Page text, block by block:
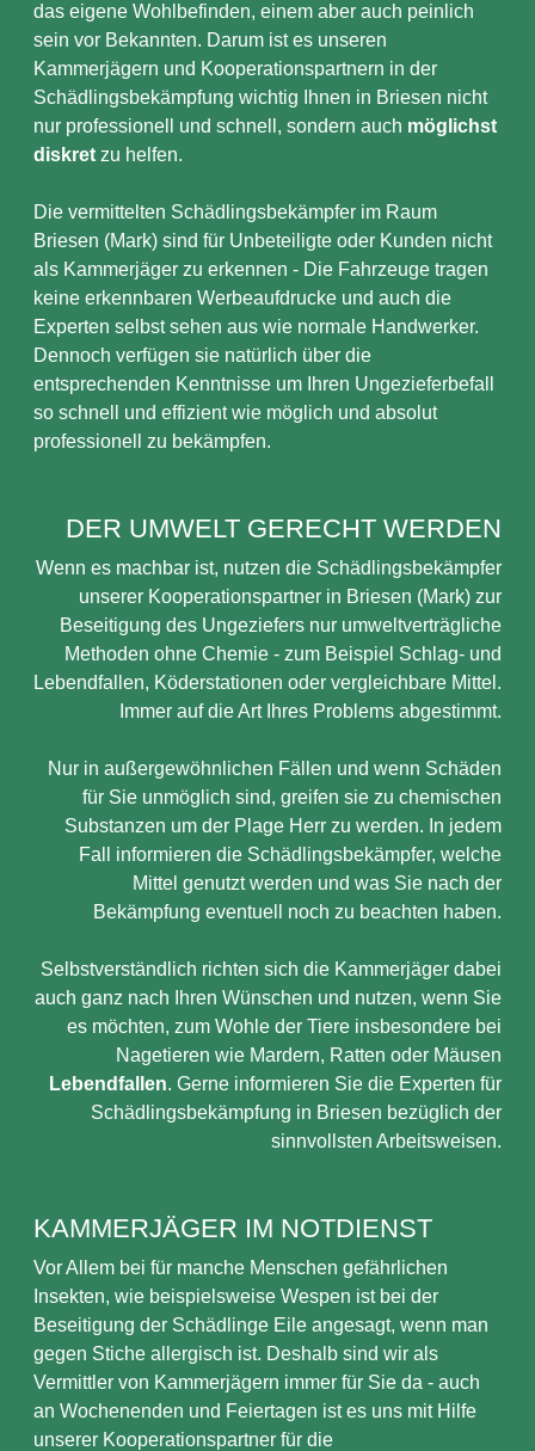
das eigene Wohlbefinden, einem aber auch peinlich
sein vor Bekannten. Darum ist es unseren
Kammerjägern und Kooperationspartnern in der
Schädlingsbekämpfung wichtig Ihnen in Briesen nicht
nur professionell und schnell, sondern auch möglichst
diskret zu helfen.
Die vermittelten Schädlingsbekämpfer im Raum
Briesen (Mark) sind für Unbeteiligte oder Kunden nicht
als Kammerjäger zu erkennen - Die Fahrzeuge tragen
keine erkennbaren Werbeaufdrucke und auch die
Experten selbst sehen aus wie normale Handwerker.
Dennoch verfügen sie natürlich über die
entsprechenden Kenntnisse um Ihren Ungezieferbefall
so schnell und effizient wie möglich und absolut
professionell zu bekämpfen.
DER UMWELT GERECHT WERDEN
Wenn es machbar ist, nutzen die Schädlingsbekämpfer
unserer Kooperationspartner in Briesen (Mark) zur
Beseitigung des Ungeziefers nur umweltverträgliche
Methoden ohne Chemie - zum Beispiel Schlag- und
Lebendfallen, Köderstationen oder vergleichbare Mittel.
Immer auf die Art Ihres Problems abgestimmt.
Nur in außergewöhnlichen Fällen und wenn Schäden
für Sie unmöglich sind, greifen sie zu chemischen
Substanzen um der Plage Herr zu werden. In jedem
Fall informieren die Schädlingsbekämpfer, welche
Mittel genutzt werden und was Sie nach der
Bekämpfung eventuell noch zu beachten haben.
Selbstverständlich richten sich die Kammerjäger dabei
auch ganz nach Ihren Wünschen und nutzen, wenn Sie
es möchten, zum Wohle der Tiere insbesondere bei
Nagetieren wie Mardern, Ratten oder Mäusen
Lebendfallen. Gerne informieren Sie die Experten für
Schädlingsbekämpfung in Briesen bezüglich der
sinnvollsten Arbeitsweisen.
KAMMERJÄGER IM NOTDIENST
Vor Allem bei für manche Menschen gefährlichen
Insekten, wie beispielsweise Wespen ist bei der
Beseitigung der Schädlinge Eile angesagt, wenn man
gegen Stiche allergisch ist. Deshalb sind wir als
Vermittler von Kammerjägern immer für Sie da - auch
an Wochenenden und Feiertagen ist es uns mit Hilfe
unserer Kooperationspartner für die